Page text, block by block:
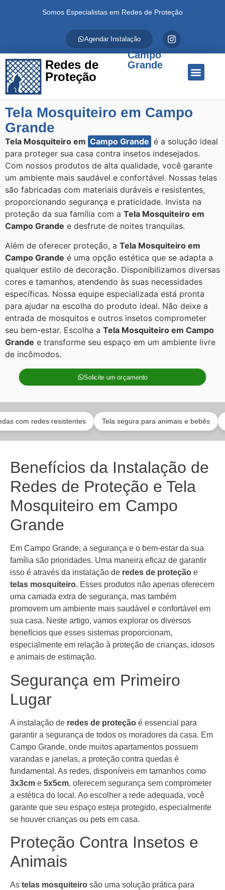
Somos Especialistas em Redes de Proteção
Agendar Instalação
Redes de
Proteção
Campo
Grande
Tela Mosquiteiro em Campo
Grande
Tela Mosquiteiro em Campo Grande é a solução ideal
para proteger sua casa contra insetos indesejados.
Com nossos produtos de alta qualidade, você garante
um ambiente mais saudável e confortável. Nossas telas
são fabricadas com materiais duráveis e resistentes,
proporcionando segurança e praticidade. Invista na
proteção da sua família com a Tela Mosquiteiro em
Campo Grande e desfrute de noites tranquilas.
Além de oferecer proteção, a Tela Mosquiteiro em
Campo Grande é uma opção estética que se adapta a
qualquer estilo de decoração. Disponibilizamos diversas
cores e tamanhos, atendendo às suas necessidades
específicas. Nossa equipe especializada está pronta
para ajudar na escolha do produto ideal. Não deixe a
entrada de mosquitos e outros insetos comprometer
seu bem-estar. Escolha a Tela Mosquiteiro em Campo
Grande e transforme seu espaço em um ambiente livre
de incômodos.
Solicite um orçamento
redes resistentes Tela segura para animais e bebês
Benefícios da Instalação de
Redes de Proteção e Tela
Mosquiteiro em Campo
Grande
Em Campo Grande, a segurança e o bem-estar da sua
família são prioridades. Uma maneira eficaz de garantir
isso é através da instalação de redes de proteção e
telas mosquiteiro. Esses produtos não apenas oferecem
uma camada extra de segurança, mas também
promovem um ambiente mais saudável e confortável em
sua casa. Neste artigo, vamos explorar os diversos
benefícios que esses sistemas proporcionam,
especialmente em relação à proteção de crianças, idosos
e animais de estimação.
Segurança em Primeiro
Lugar
A instalação de redes de proteção é essencial para
garantir a segurança de todos os moradores da casa. Em
Campo Grande, onde muitos apartamentos possuem
varandas e janelas, a proteção contra quedas é
fundamental. As redes, disponíveis em tamanhos como
3x3cm e 5x5cm, oferecem segurança sem comprometer
a estética do local. Ao escolher a rede adequada, você
garante que seu espaço esteja protegido, especialmente
se houver crianças ou pets em casa.
Proteção Contra Insetos e
Animais
As telas mosquiteiro são uma solução prática para